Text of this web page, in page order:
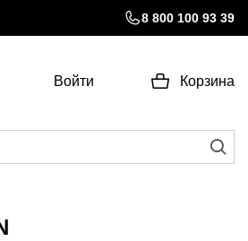
8 800 100 93 39
Войти Корзина